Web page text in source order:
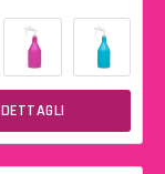
DETTAGLI